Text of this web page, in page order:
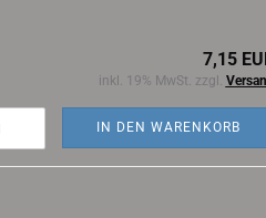
7,15
inkl. 19% MwSt. zzgl.
IN DEN WARENKORB